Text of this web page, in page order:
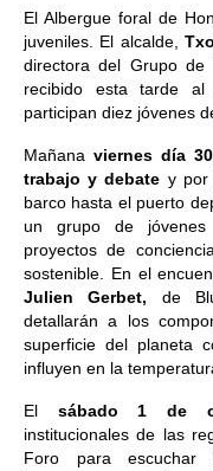
El Albergue foral de
juveniles. El alcalde,
directora del Grupo
recibido esta tarde
participan diez jóvenes
Mañana viernes día 30
trabajo y debate y por
barco hasta el puerto
un grupo de jóvenes
proyectos de
sostenible. En el
Julien Gerbet, de
detallarán a los
superficie del planeta
influyen en la
El sábado 1 de
institucionales de las
Foro para escuchar